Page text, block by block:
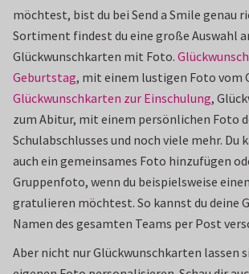
möchtest, bist du bei Send a Smile genau
Sortiment findest du eine große Auswahl
Glückwunschkarten mit Foto.
Geburtstag, mit einem lustigen Foto vom
Glückwunschkarten zur Einschulung,
zum Abitur, mit einem persönlichen Foto
Schulabschlusses und noch viele mehr. Du
auch ein gemeinsames Foto hinzufügen
Gruppenfoto, wenn du beispielsweise
gratulieren möchtest. So kannst du deine
Namen des gesamten Teams per Post
Aber nicht nur Glückwunschkarten lassen